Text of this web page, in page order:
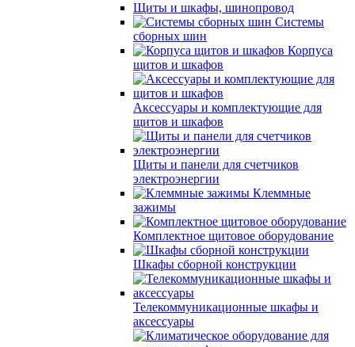
Щиты и шкафы, шинопровод
Системы
сборных шин
Корпуса
щитов и шкафов
Аксессуары и комплектующие для
щитов и шкафов
Щиты и панели для счетчиков
электроэнергии
Клеммные
зажимы
Комплектное щитовое оборудование
Шкафы сборной конструкции
Телекоммуникационные шкафы и
аксессуары